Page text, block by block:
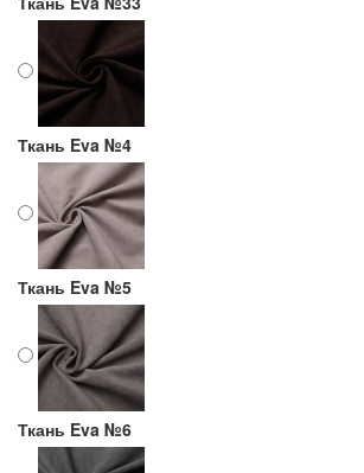
Ткань Eva №4
Ткань Eva №5
Ткань Eva №6